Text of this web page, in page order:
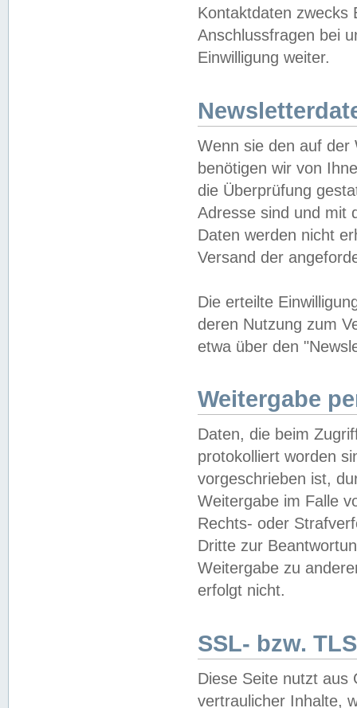
Kontaktdaten zwecks
Anschlussfragen bei
Einwilligung weiter.
Wenn sie den auf der
benötigen wir von
die Überprüfung
Adresse sind und mit
Daten werden nicht
Versand der
Die erteilte
deren Nutzung zum
etwa über den
Weitergabe
Daten, die beim
protokolliert worden
vorgeschrieben ist,
Weitergabe im Falle
Rechts- oder
Dritte zur
Weitergabe zu
erfolgt nicht.
SSL- bzw.
Diese Seite nutzt aus
vertraulicher Inhalte,